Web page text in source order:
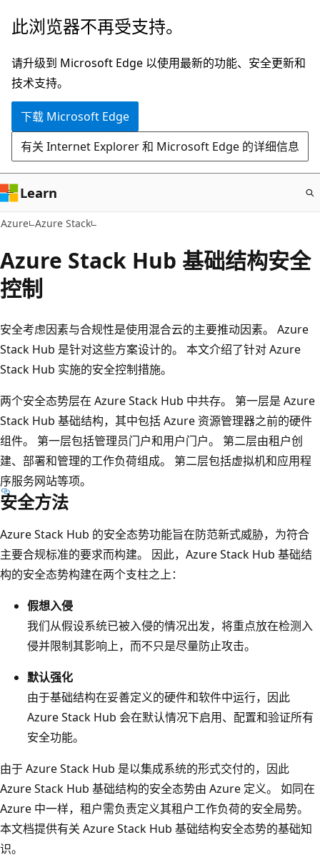
跳
主
要
内
此浏览器不再受支持。
请升级到 Microsoft Edge 以使用最新的功能、安全更新和
技术支持。
下载 Microsoft Edge
有关 Internet Explorer 和 Microsoft Edge 的详细信息
Learn
Azure Azure Stack
Azure Stack Hub 基础结构安全
控制
安全考虑因素与合规性是使用混合云的主要推动因素。 Azure
Stack Hub 是针对这些方案设计的。 本文介绍了针对 Azure
Stack Hub 实施的安全控制措施。
两个安全态势层在 Azure Stack Hub 中共存。 第一层是 Azure
Stack Hub 基础结构，其中包括 Azure 资源管理器之前的硬件
组件。 第一层包括管理员门户和用户门户。 第二层由租户创
建、部署和管理的工作负荷组成。 第二层包括虚拟机和应用程
序服务网站等项。
安全方法
Azure Stack Hub 的安全态势功能旨在防范新式威胁，为符合
主要合规标准的要求而构建。 因此，Azure Stack Hub 基础结
构的安全态势构建在两个支柱之上：
假想入侵
我们从假设系统已被入侵的情况出发，将重点放在检测入
侵并限制其影响上，而不只是尽量防止攻击。
默认强化
由于基础结构在妥善定义的硬件和软件中运行，因此
Azure Stack Hub 会在默认情况下启用、配置和验证所有
安全功能。
由于 Azure Stack Hub 是以集成系统的形式交付的，因此
Azure Stack Hub 基础结构的安全态势由 Azure 定义。 如同在
Azure 中一样，租户需负责定义其租户工作负荷的安全局势。
本文档提供有关 Azure Stack Hub 基础结构安全态势的基础知
识。